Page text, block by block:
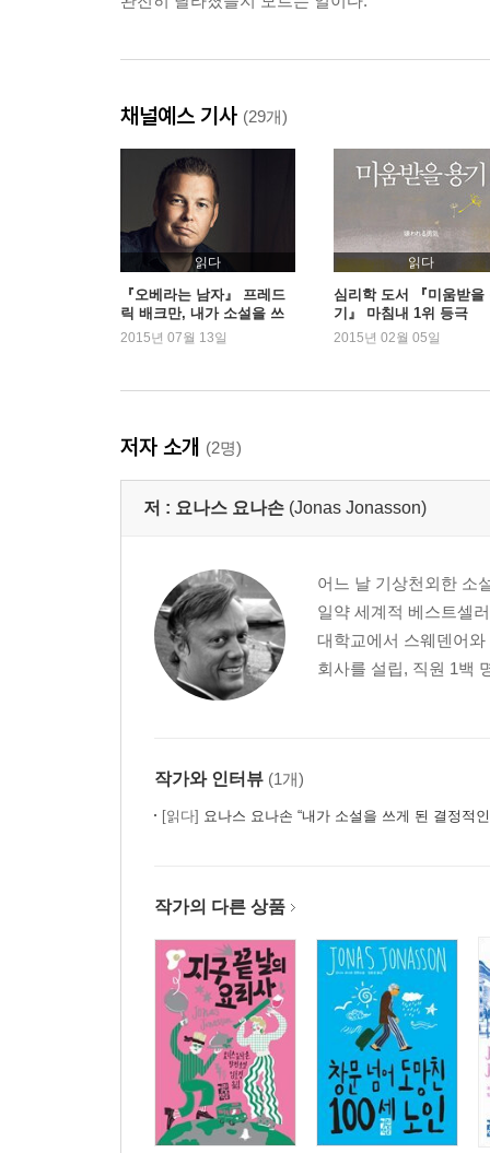
채널예스 기사 (29개)
읽다
『오베라는 남자』 프레드
릭 배크만, 내가 소설을 쓰
게 된 이유
2015년 07월 13일
읽다
심리학 도서 『미움받을
기』 마침내 1위 등극
2015년 02월 05일
저자 소개 (2명)
저 : 요나스 요나손 (Jonas Jonasson)
어느 날 기상천외한 소
일약 세계적 베스트셀
대학교에서 스웨덴어
회사를 설립, 직원 1백
작가와 인터뷰 (1개)
[읽다] 요나스 요나손 “내가 소설을 쓰게 된 결정적
작가의 다른 상품